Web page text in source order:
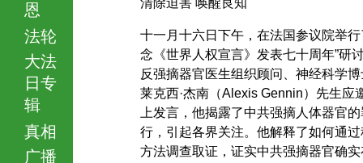
恩
法轮
大法
日专
辑
真相
广播
清除迫害 唤醒良知
十一月十六日下午，在法国参议院举行
念《世界人权宣言》发表七十周年”研
反强摘器官医生组织顾问、神经科学
莱克西·杰南（Alexis Gennin）先生应
上发言，他揭露了中共强摘人体器官的
行，引起各界关注。他解释了如何通过
方法调查取证，证实中共强摘器官确实